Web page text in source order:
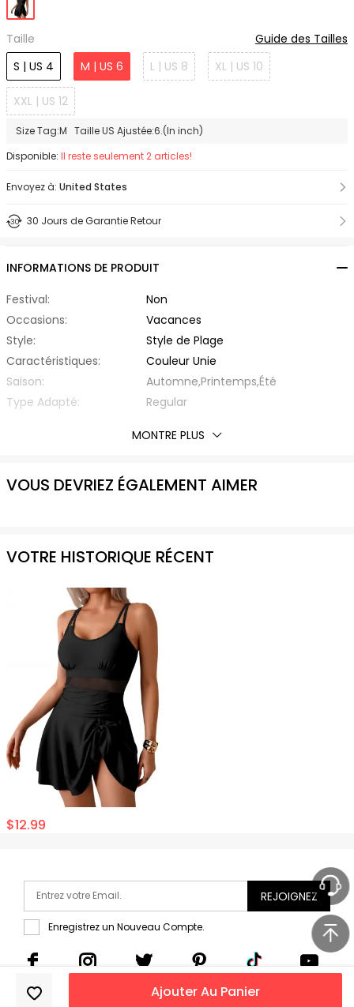
Taille
Guide des Tailles
S | US 4
M | US 6 L | US 8 XL | US 10
XXL | US 12
Size Tag:M Taille US Ajustée:6.(In inch)
Disponible: Il reste seulement 2 articles!
Envoyez à: United States
Ajouter Au Panier
30 Jours de Garantie Retour
INFORMATIONS DE PRODUIT
Festival:
Non
Occasions:
Vacances
Style:
Style de Plage
Caractéristiques:
Couleur Unie
Saison:
Automne,Printemps,Été
Type Adapté:
Regular
Légèrement Elastique
Matière:
Polyamide
Coussinets Amovibles
Type de Bretelle:
Bretelles Ajustables
Type de Taille:
Liste d'emballage:
1 x Maillot de Bain
MONTRE PLUS
VOUS DEVRIEZ ÉGALEMENT AIMER
VOTRE HISTORIQUE RÉCENT
$12.99
REJOIGNEZ
Enregistrez un Nouveau Compte.